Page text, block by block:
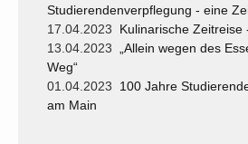
Studierendenverpflegung - eine
17.04.2023
Kulinarische Zeitreise
13.04.2023 „Allein wegen des
Weg“
01.04.2023
100 Jahre
am Main